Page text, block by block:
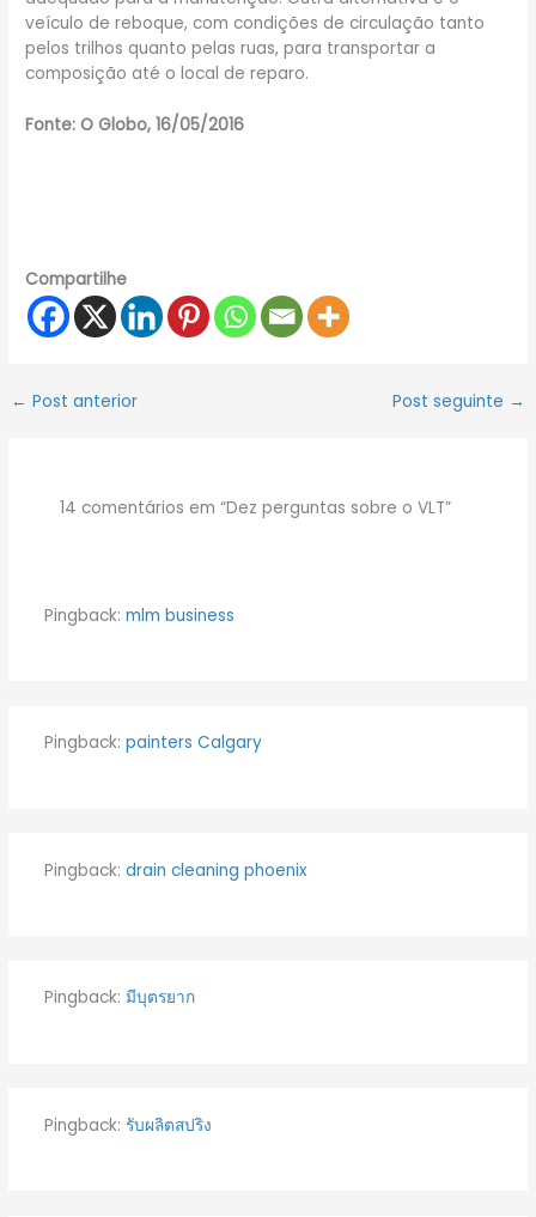
veículo de reboque, com condições de circulação tanto
pelos trilhos quanto pelas ruas, para transportar a
composição até o local de reparo.
Fonte: O Globo, 16/05/2016
Compartilhe
← Post anterior Post seguinte →
14 comentários em “Dez perguntas sobre o VLT”
Pingback: mlm business
Pingback: painters Calgary
Pingback: drain cleaning phoenix
Pingback: มีบุตรยาก
Pingback: รับผลิตสปริง